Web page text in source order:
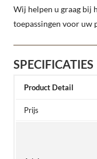
Wij helpen u graag bij
toepassingen voor uw
SPECIFICATIES
Product Detail
Prijs